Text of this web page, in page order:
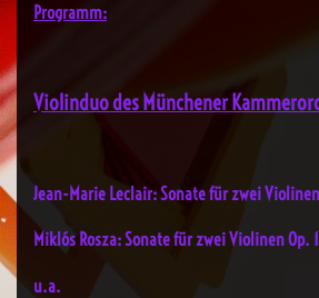
Programm:
Violinduo des Münchener
Jean-Marie Leclair:Sonate für zwei
Miklós Rosza:Sonate für zwei Violinen Op.
u.a.